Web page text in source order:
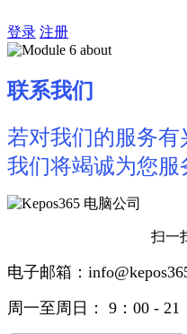
登录 注册
联系我们
若对我们的服务有
我们将竭诚为您服
扫一
电子邮箱：
周一至周日： 9：00 - 21